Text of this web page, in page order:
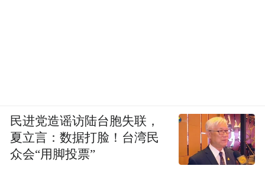
民进党造谣访陆台胞失联，
夏立言：数据打脸！台湾民
众会“用脚投票”